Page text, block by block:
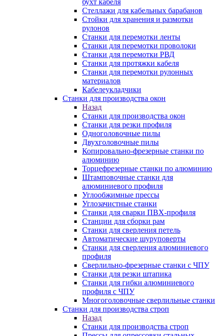
бухт кабеля
Стеллажи для кабельных барабанов
Стойки для хранения и размотки
рулонов
Станки для перемотки ленты
Станки для перемотки проволоки
Станки для перемотки РВД
Станки для протяжки кабеля
Станки для перемотки рулонных
материалов
Кабелеукладчики
Станки для производства окон
Назад
Станки для производства окон
Станки для резки профиля
Одноголовочные пилы
Двухголовочные пилы
Копировально-фрезерные станки по
алюминию
Торцефрезерные станки по алюминию
Штамповочные станки для
алюминиевого профиля
Углообжимные прессы
Углозачистные станки
Станки для сварки ПВХ-профиля
Станции для сборки рам
Станки для сверления петель
Автоматические шуруповерты
Станки для сверления алюминиевого
профиля
Сверлильно-фрезерные станки с ЧПУ
Станки для резки штапика
Станки для гибки алюминиевого
профиля с ЧПУ
Многоголовочные сверлильные станки
Станки для производства строп
Назад
Станки для производства строп